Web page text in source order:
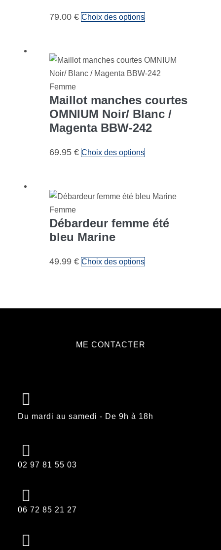
79.00 € Choix des options
Femme
Maillot manches courtes
OMNIUM Noir/ Blanc /
Magenta BBW-242
69.95 € Choix des options
Femme
Débardeur femme été
bleu Marine
49.99 € Choix des options
ME CONTACTER
Du mardi au samedi - De 9h à 18h
02 97 81 55 03
06 72 85 21 27